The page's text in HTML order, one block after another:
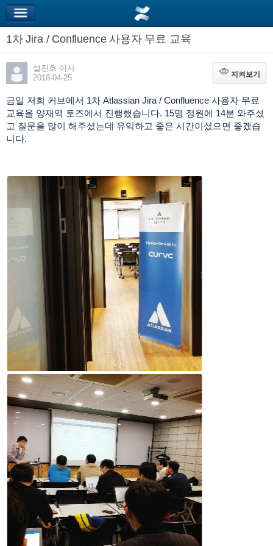
1차 Jira / Confluence 사용자 무료 교육
설진호 이사
2018-04-25
지켜보기
지켜보기
금일 저희 커브에서 1차 Atlassian Jira / Confluence 사용자 무료
교육을 양재역 토즈에서 진행했습니다. 15명 정원에 14분 와주셨
고 질문을 많이 해주셨는데 유익하고 좋은 시간이셨으면 좋겠습
니다.